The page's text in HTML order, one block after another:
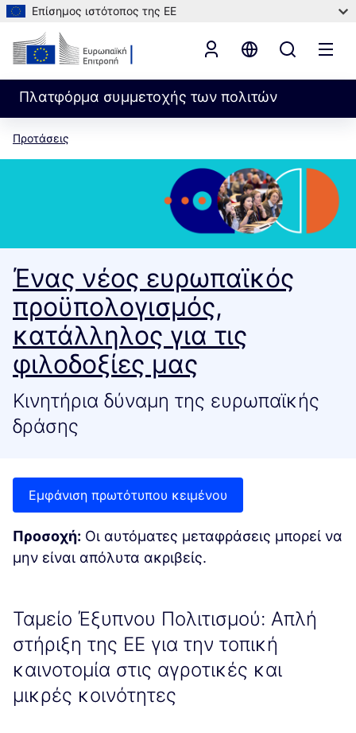
Επίσημος ιστότοπος της ΕΕ
Πλατφόρμα συμμετοχής των πολιτών
Προτάσεις
Ένας νέος ευρωπαϊκός
προϋπολογισμός,
κατάλληλος για τις
φιλοδοξίες μας
Κινητήρια δύναμη της ευρωπαϊκής
δράσης
Εμφάνιση πρωτότυπου κειμένου
Προσοχή: Οι αυτόματες μεταφράσεις μπορεί να
μην είναι απόλυτα ακριβείς.
Ταμείο Έξυπνου Πολιτισμού: Απλή
στήριξη της ΕΕ για την τοπική
καινοτομία στις αγροτικές και
μικρές κοινότητες